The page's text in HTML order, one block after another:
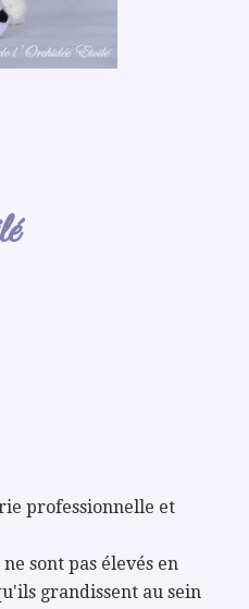
professionnelle et
sont pas élevés en
grandissent au sein